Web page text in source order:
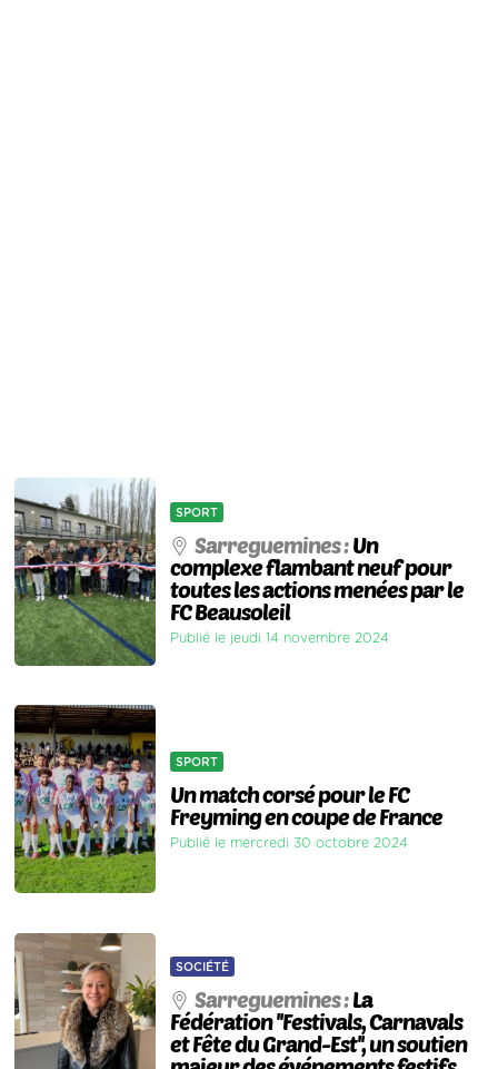
SPORT
Sarreguemines :Un
complexe flambant neuf pour
toutes les actions menées par le
FC Beausoleil
Publié le jeudi 14 novembre 2024
SPORT
Un match corsé pour le FC
Freyming en coupe de France
Publié le mercredi 30 octobre 2024
SOCIÉTÉ
Sarreguemines :La
Fédération ''Festivals, Carnavals
et Fête du Grand-Est'', un soutien